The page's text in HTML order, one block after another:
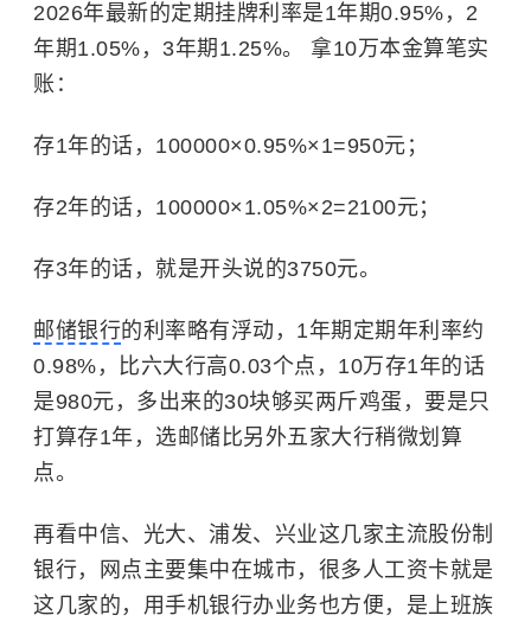
2026年最新的定期挂牌利率是1年期0.95%，2
年期1.05%，3年期1.25%。 拿10万本金算笔实
账：
存1年的话，100000×0.95%×1=950元；
存2年的话，100000×1.05%×2=2100元；
存3年的话，就是开头说的3750元。
邮储银行的利率略有浮动，1年期定期年利率约
0.98%，比六大行高0.03个点，10万存1年的话
是980元，多出来的30块够买两斤鸡蛋，要是只
打算存1年，选邮储比另外五家大行稍微划算
点。
再看中信、光大、浦发、兴业这几家主流股份制
银行，网点主要集中在城市，很多人工资卡就是
这几家的，用手机银行办业务也方便，是上班族